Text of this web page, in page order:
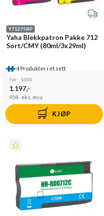
Y71275BP
Yaha Blekkpatron Pakke 712
Sort/CMY (80ml/3x29ml)
4 Produkter i et sett
Før: 1330
1.197,-
958,- eks. mva
KJØP